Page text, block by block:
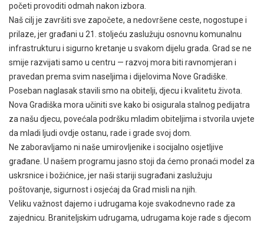
početi provoditi odmah nakon izbora.
Naš cilj je završiti sve započete, a nedovršene ceste, nogostupe i
prilaze, jer građani u 21. stoljeću zaslužuju osnovnu komunalnu
infrastrukturu i sigurno kretanje u svakom dijelu grada. Grad se ne
smije razvijati samo u centru — razvoj mora biti ravnomjeran i
pravedan prema svim naseljima i dijelovima Nove Gradiške.
Poseban naglasak stavili smo na obitelji, djecu i kvalitetu života.
Nova Gradiška mora učiniti sve kako bi osigurala stalnog pedijatra
za našu djecu, povećala podršku mladim obiteljima i stvorila uvjete
da mladi ljudi ovdje ostanu, rade i grade svoj dom.
Ne zaboravljamo ni naše umirovljenike i socijalno osjetljive
građane. U našem programu jasno stoji da ćemo pronaći model za
uskrsnice i božićnice, jer naši stariji sugrađani zaslužuju
poštovanje, sigurnost i osjećaj da Grad misli na njih.
Veliku važnost dajemo i udrugama koje svakodnevno rade za
zajednicu. Braniteljskim udrugama, udrugama koje rade s djecom